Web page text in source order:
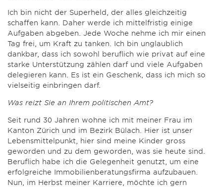
Ich bin nicht der Superheld, der alles gleichzeitig
schaffen kann. Daher werde ich mittelfristig einige
Aufgaben abgeben. Jede Woche nehme ich mir einen
Tag frei, um Kraft zu tanken. Ich bin unglaublich
dankbar, dass ich sowohl beruflich wie privat auf eine
starke Unterstützung zählen darf und viele Aufgaben
delegieren kann. Es ist ein Geschenk, dass ich mich so
vielseitig einbringen darf.
Was reizt Sie an Ihrem politischen Amt?
Seit rund 30 Jahren wohne ich mit meiner Frau im
Kanton Zürich und im Bezirk Bülach. Hier ist unser
Lebensmittelpunkt, hier sind meine Kinder gross
geworden und zu dem geworden, was sie heute sind.
Beruflich habe ich die Gelegenheit genutzt, um eine
erfolgreiche Immobilienberatungsfirma aufzubauen.
Nun, im Herbst meiner Karriere, möchte ich gern